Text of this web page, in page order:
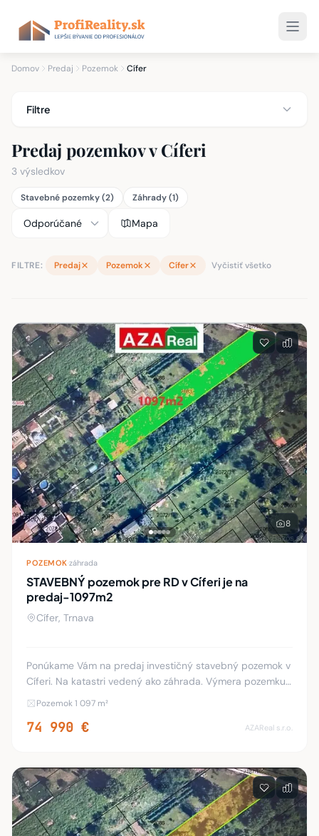
Domov Predaj Pozemok Cífer
Filtre
Predaj pozemkov v Cíferi
3 výsledkov
Stavebné pozemky (2) Záhrady (1)
Mapa
FILTRE: Predaj Pozemok Cífer Vyčistiť všetko
Zoznam nehnuteľností
8
POZEMOK záhrada
STAVEBNÝ pozemok pre RD v Cíferi je na
predaj-1097m2
Cífer, Trnava
Ponúkame Vám na predaj investičný stavebný pozemok v
Cíferi. Na katastri vedený ako záhrada. Výmera pozemku
je 1097 m2. Šírka je 11 m. Dĺžka 98 a 90 m. GPS- pred
Pozemok 1 097 m²
74 990 € AZAReal s.r.o.